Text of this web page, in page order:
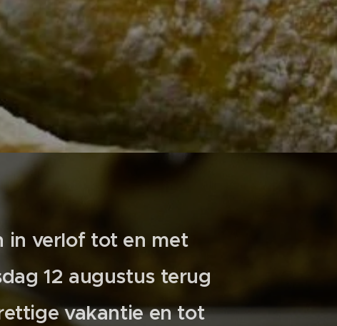
in verlof tot en met
12 augustus terug
vakantie en tot